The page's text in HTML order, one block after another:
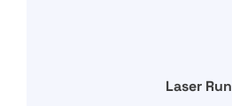
Laser Run